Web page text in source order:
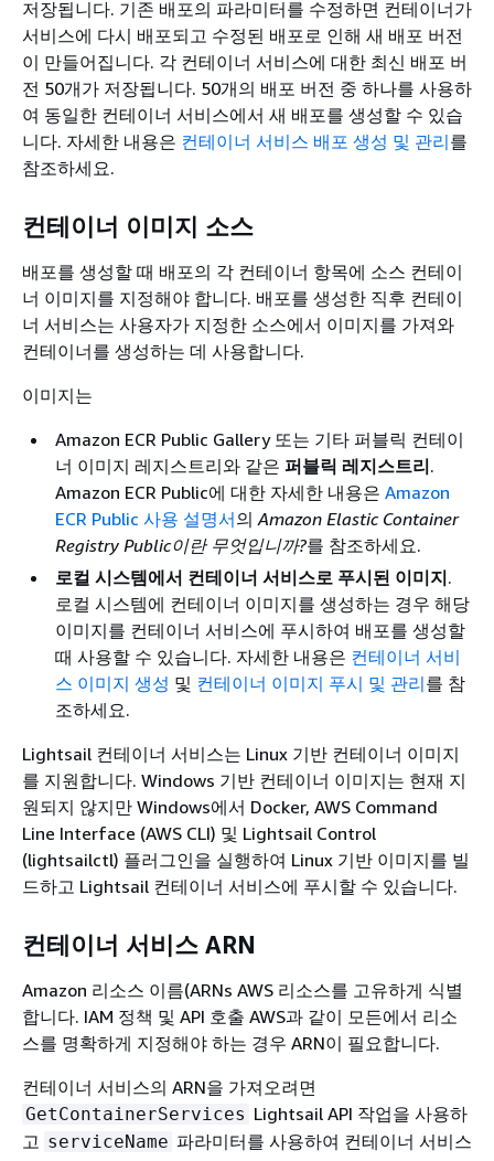
저장됩니다. 기존 배포의 파라미터를 수정하면 컨테이너가
서비스에 다시 배포되고 수정된 배포로 인해 새 배포 버전
이 만들어집니다. 각 컨테이너 서비스에 대한 최신 배포 버
전 50개가 저장됩니다. 50개의 배포 버전 중 하나를 사용하
여 동일한 컨테이너 서비스에서 새 배포를 생성할 수 있습
니다. 자세한 내용은 컨테이너 서비스 배포 생성 및 관리를
참조하세요.
컨테이너 이미지 소스
배포를 생성할 때 배포의 각 컨테이너 항목에 소스 컨테이
너 이미지를 지정해야 합니다. 배포를 생성한 직후 컨테이
너 서비스는 사용자가 지정한 소스에서 이미지를 가져와
컨테이너를 생성하는 데 사용합니다.
이미지는
Amazon ECR Public Gallery 또는 기타 퍼블릭 컨테이
너 이미지 레지스트리와 같은 퍼블릭 레지스트리.
Amazon ECR Public에 대한 자세한 내용은 Amazon
ECR Public 사용 설명서의Amazon Elastic Container
Registry Public이란 무엇입니까?를 참조하세요.
로컬 시스템에서 컨테이너 서비스로 푸시된 이미지.
로컬 시스템에 컨테이너 이미지를 생성하는 경우 해당
이미지를 컨테이너 서비스에 푸시하여 배포를 생성할
때 사용할 수 있습니다. 자세한 내용은 컨테이너 서비
스 이미지 생성 및 컨테이너 이미지 푸시 및 관리를 참
조하세요.
Lightsail 컨테이너 서비스는 Linux 기반 컨테이너 이미지
를 지원합니다. Windows 기반 컨테이너 이미지는 현재 지
원되지 않지만 Windows에서 Docker, AWS Command
Line Interface (AWS CLI) 및 Lightsail Control
(lightsailctl) 플러그인을 실행하여 Linux 기반 이미지를 빌
드하고 Lightsail 컨테이너 서비스에 푸시할 수 있습니다.
컨테이너 서비스 ARN
Amazon 리소스 이름(ARNs AWS 리소스를 고유하게 식별
합니다. IAM 정책 및 API 호출 AWS과 같이 모든에서 리소
스를 명확하게 지정해야 하는 경우 ARN이 필요합니다.
컨테이너 서비스의 ARN을 가져오려면
GetContainerServices Lightsail API 작업을 사용하
고 serviceName 파라미터를 사용하여 컨테이너 서비스